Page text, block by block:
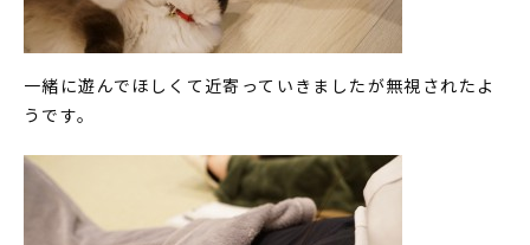
一緒に遊んでほしくて近寄っていきましたが無視されたよ
うです。